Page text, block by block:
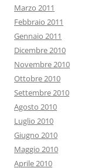
Marzo 2011
Febbraio 2011
Gennaio 2011
Dicembre 2010
Novembre 2010
Ottobre 2010
Settembre 2010
Agosto 2010
Luglio 2010
Giugno 2010
Maggio 2010
Aprile 2010